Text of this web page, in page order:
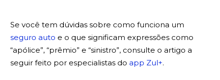
Se você tem dúvidas sobre como funciona um
seguro auto e o que significam expressões como
“apólice”, “prêmio” e “sinistro”, consulte o artigo a
seguir feito por especialistas do app Zul+.